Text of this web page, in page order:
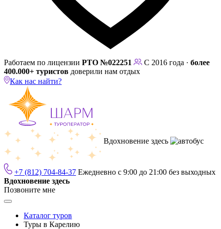
Работаем по лицензии РТО №022251 С 2016 года · более
400.000+ туристов доверили нам отдых
Как нас найти?
Вдохновение здесь
+7 (812) 704-84-37 Ежедневно с 9:00 до 21:00 без выходных
Вдохновение здесь
Позвоните мне
Каталог туров
Туры в Карелию